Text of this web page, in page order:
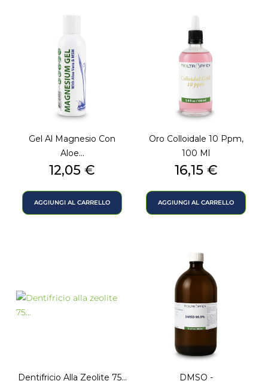
Gel Al Magnesio Con
Aloe...
Prezzo
12,05 €
AGGIUNGI AL CARRELLO
Oro Colloidale 10 Ppm,
100 Ml
Prezzo
16,15 €
AGGIUNGI AL CARRELLO
Dentifricio Alla Zeolite 75...
DMSO -